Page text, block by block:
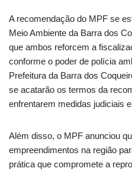
A recomendação do MPF se
Meio Ambiente da Barra dos
que ambos reforcem a
conforme o poder de polícia
Prefeitura da Barra dos
se acatarão os termos da
enfrentarem medidas judiciais
Além disso, o MPF anunciou
empreendimentos na região
prática que compromete a